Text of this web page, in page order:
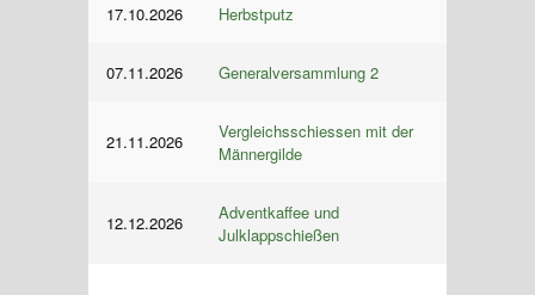
17.10.2026 Herbstputz
07.11.2026 Generalversammlung 2
21.11.2026
Vergleichsschiessen mit der
Männergilde
12.12.2026
Adventkaffee und
Julklappschießen